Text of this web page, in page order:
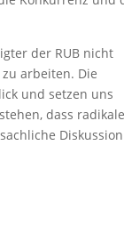
der RUB nicht
arbeiten. Die
und setzen uns
dass
Diskussion